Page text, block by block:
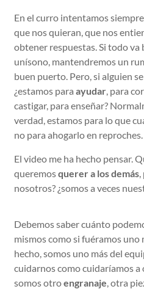
En el curro intentamos
que nos quieran, que nos
obtener respuestas. Si todo va
unísono, mantendremos un
buen puerto. Pero, si alguien
¿estamos paraayudar , para
castigar, para enseñar?
verdad, estamos para lo que
no para ahogarlo en reproches.
El video me ha hecho pensar.
queremosquerer a los demás
nosotros? ¿somos a veces
Debemos saber cuánto
mismos como si fuéramos uno
hecho, somos uno más del
cuidarnos como cuidaríamos a
somos otroengranaje , otra